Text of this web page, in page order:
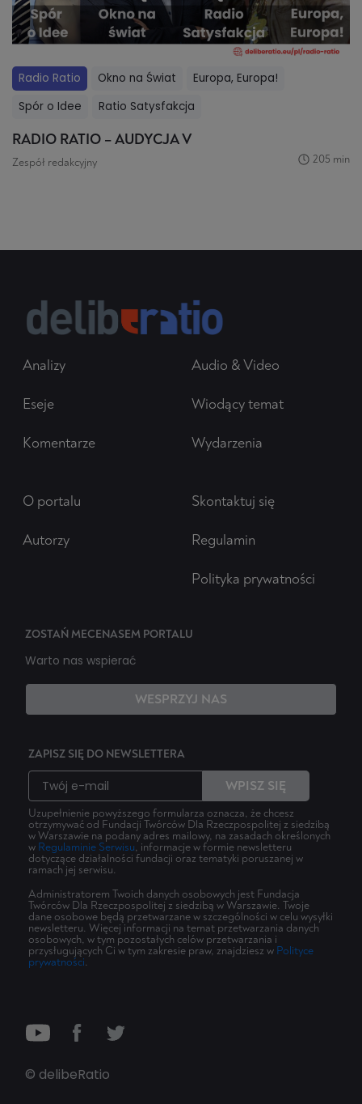
Radio Ratio Okno na Świat
Europa, Europa!
Spór o Idee
Ratio Satysfakcja
RADIO RATIO – AUDYCJA V
Zespół redakcyjny 205 min
Analizy
Eseje
Komentarze
Audio & Video
Wiodący temat
Wydarzenia
O portalu
Autorzy
Skontaktuj się
Regulamin
Polityka prywatności
ZOSTAŃ MECENASEM PORTALU
Warto nas wspierać
WESPRZYJ NAS
ZAPISZ SIĘ DO NEWSLETTERA
WPISZ SIĘ
Uzupełnienie powyższego formularza oznacza, że chcesz
otrzymywać od Fundacji Twórców Dla Rzeczpospolitej z siedzibą
w Warszawie na podany adres mailowy, na zasadach określonych
w Regulaminie Serwisu, informacje w formie newsletteru
dotyczące działalności fundacji oraz tematyki poruszanej w
ramach jej serwisu.
Administratorem Twoich danych osobowych jest Fundacja
Twórców Dla Rzeczpospolitej z siedzibą w Warszawie. Twoje
dane osobowe będą przetwarzane w szczególności w celu wysyłki
newsletteru. Więcej informacji na temat przetwarzania danych
osobowych, w tym pozostałych celów przetwarzania i
przysługujących Ci w tym zakresie praw, znajdziesz w Polityce
prywatności.
© delibeRatio